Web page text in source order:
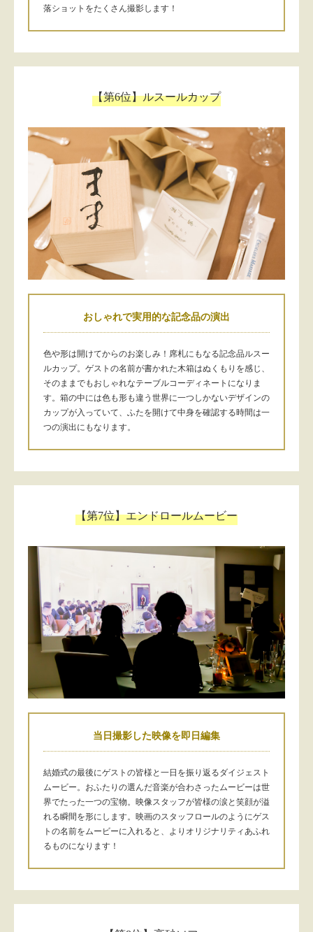
落ショットをたくさん撮影します！
【第6位】ルスールカップ
おしゃれで実用的な記念品の演出
色や形は開けてからのお楽しみ！席札にもなる記念品ルスー
ルカップ。ゲストの名前が書かれた木箱はぬくもりを感じ、
そのままでもおしゃれなテーブルコーディネートになりま
す。箱の中には色も形も違う世界に一つしかないデザインの
カップが入っていて、ふたを開けて中身を確認する時間は一
つの演出にもなります。
【第7位】エンドロールムービー
当日撮影した映像を即日編集
結婚式の最後にゲストの皆様と一日を振り返るダイジェスト
ムービー。おふたりの選んだ音楽が合わさったムービーは世
界でたった一つの宝物。映像スタッフが皆様の涙と笑顔が溢
れる瞬間を形にします。映画のスタッフロールのようにゲス
トの名前をムービーに入れると、よりオリジナリティあふれ
るものになります！